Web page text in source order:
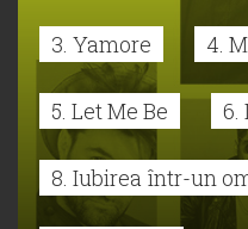
3. Yamore 4.
5. Let Me Be 6.
8. Iubirea într-un